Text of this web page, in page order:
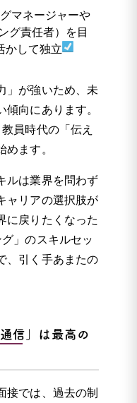
マネージャーや
グ責任者）を目
かして独立
」が強いため、未
向にあります。
員時代の「伝え
めます。
ルは業界を問わず
ャリアの選択肢が
に戻りたくなった
」のスキルセッ
、引く手あまたの
信」は最高の
接では、過去の制